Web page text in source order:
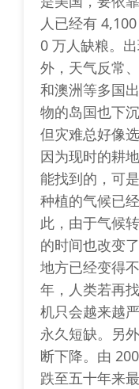
人已经有
0 万人缺粮。
外，天气反常
和澳洲等多国
物的岛国也下
但灾难总好像
因为现时的耕
能找到的，可
种植的气候已
此，由于气候
的时间也改变
地方已经变得
年，人类若再
机只会越来越
永久短缺。另
断下降。由
跌至五十年来